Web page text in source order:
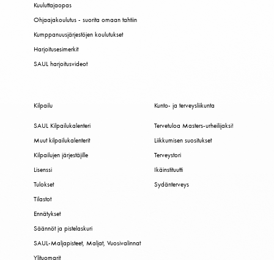
Kuuluttajaopas
Ohjaajakoulutus - suorita omaan tahtiin
Kumppanuusjärjestöjen koulutukset
Harjoitusesimerkit
SAUL harjoitusvideot
Kilpailu
SAUL Kilpailukalenteri
Muut kilpailukalenterit
Kilpailujen järjestäjille
Lisenssi
Tulokset
Tilastot
Ennätykset
Säännöt ja pistelaskuri
SAUL-Maljapisteet, Maljat, Vuosivalinnat
Ylituomarit
Kunto- ja terveysliikunta
Tervetuloa Masters-urheilijaksi!
Liikkumisen suositukset
Terveystori
Ikäinstituutti
Sydänterveys